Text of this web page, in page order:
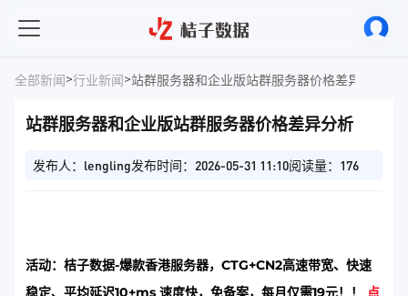
全部新闻>行业新闻>站群服务器和企业版站群服务器价格差异分析
站群服务器和企业版站群服务器价格差异分析
发布人：lengling发布时间：2026-05-31 11:10阅读量：176
活动：桔子数据-爆款香港服务器，CTG+CN2高速带宽、快速
稳定、平均延迟10+ms 速度快，免备案，每月仅需19元！！ 点